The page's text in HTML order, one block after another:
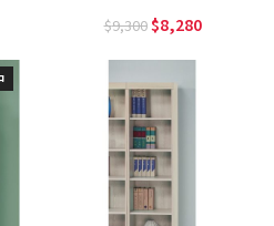
9,300 8,280